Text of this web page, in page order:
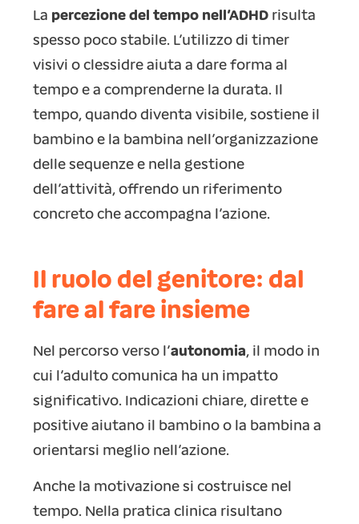
La percezione del tempo nell’ADHD risulta
spesso poco stabile. L’utilizzo di timer
visivi o clessidre aiuta a dare forma al
tempo e a comprenderne la durata. Il
tempo, quando diventa visibile, sostiene il
bambino e la bambina nell’organizzazione
delle sequenze e nella gestione
dell’attività, offrendo un riferimento
concreto che accompagna l’azione.
Il ruolo del genitore: dal
fare al fare insieme
Nel percorso verso l’autonomia, il modo in
cui l’adulto comunica ha un impatto
significativo. Indicazioni chiare, dirette e
positive aiutano il bambino o la bambina a
orientarsi meglio nell’azione.
Anche la motivazione si costruisce nel
tempo. Nella pratica clinica risultano